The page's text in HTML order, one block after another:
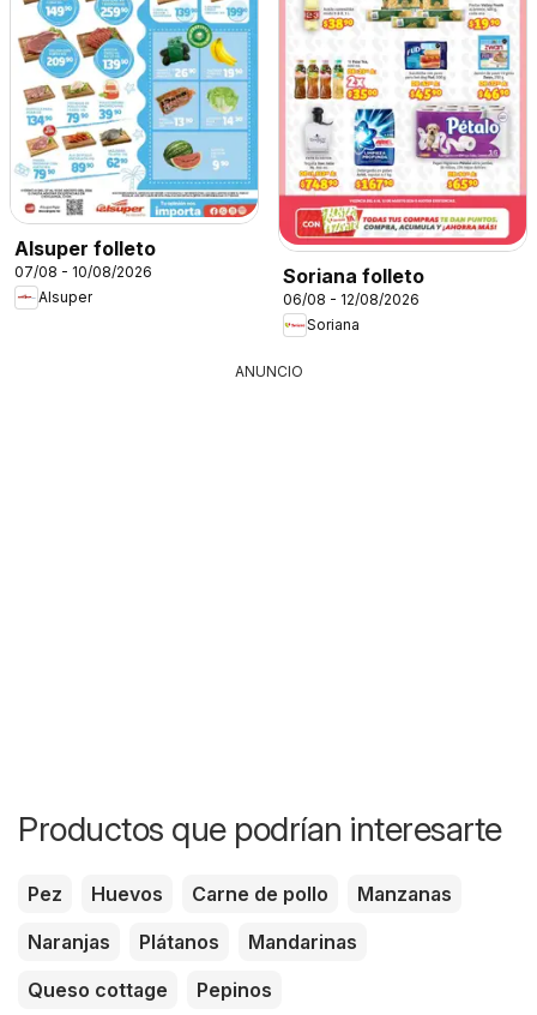
Alsuper folleto
07/08 - 10/08/2026
Alsuper
Soriana folleto
06/08 - 12/08/2026
Soriana
ANUNCIO
Productos que podrían interesarte
Pez Huevos Carne de pollo
Manzanas
Naranjas
Plátanos
Mandarinas
Queso cottage
Pepinos